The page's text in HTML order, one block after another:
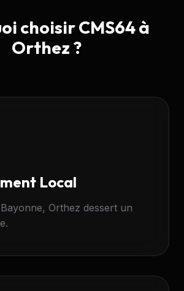
choisir CMS64 à
Orthez ?
Local
Orthez dessert un